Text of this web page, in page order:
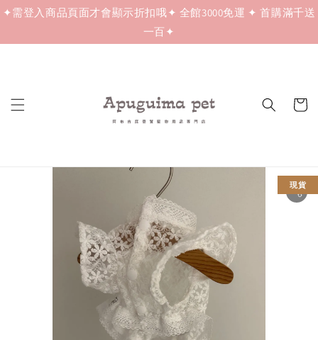
✦需登入商品頁面才會顯示折扣哦✦ 全館3000免運 ✦ 首購滿千送
一百✦
現貨